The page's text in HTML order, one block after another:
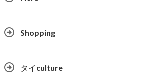
Shopping
タイculture